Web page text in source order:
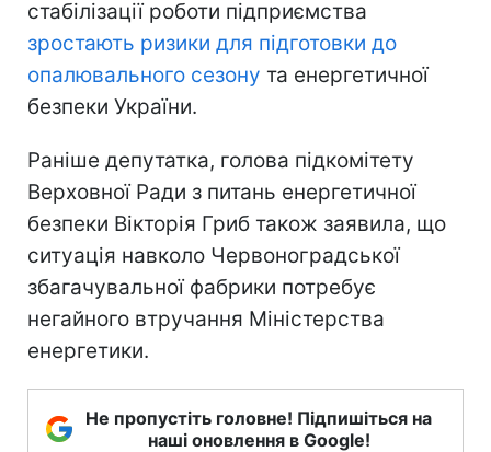
стабілізації роботи підприємства
зростають ризики для підготовки до
опалювального сезону та енергетичної
безпеки України.
Раніше депутатка, голова підкомітету
Верховної Ради з питань енергетичної
безпеки Вікторія Гриб також заявила, що
ситуація навколо Червоноградської
збагачувальної фабрики потребує
негайного втручання Міністерства
енергетики.
Не пропустіть головне! Підпишіться на
наші оновлення в Google!